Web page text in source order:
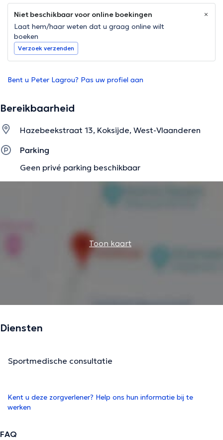
Niet beschikbaar voor online boekingen
Laat hem/haar weten dat u graag online wilt
boeken
Verzoek verzenden
Bent u Peter Lagrou? Pas uw profiel aan
Bereikbaarheid
Hazebeekstraat 13, Koksijde, West-Vlaanderen
Parking
Geen privé parking beschikbaar
Toon kaart
Diensten
Sportmedische consultatie
Kent u deze zorgverlener? Help ons hun informatie bij te
werken
FAQ